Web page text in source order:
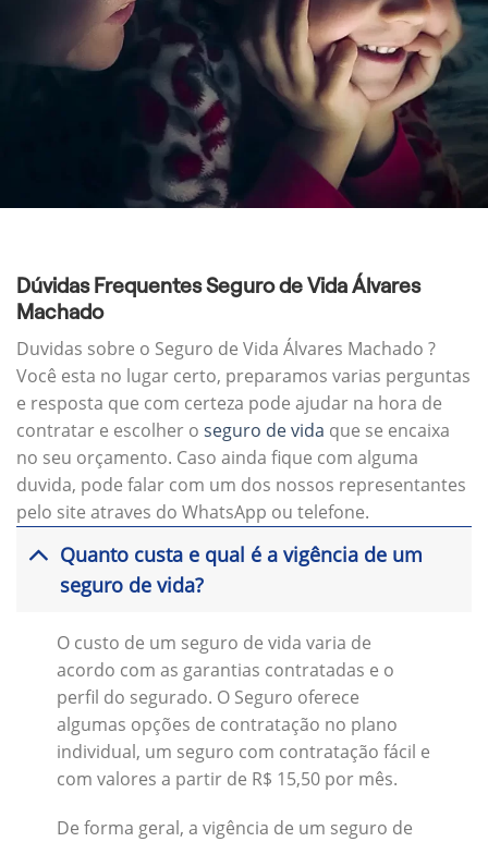
Dúvidas Frequentes Seguro de Vida Álvares
Machado
Duvidas sobre o Seguro de Vida Álvares Machado ?
Você esta no lugar certo, preparamos varias perguntas
e resposta que com certeza pode ajudar na hora de
contratar e escolher o seguro de vida que se encaixa
no seu orçamento. Caso ainda fique com alguma
duvida, pode falar com um dos nossos representantes
pelo site atraves do WhatsApp ou telefone.
Quanto custa e qual é a vigência de um
seguro de vida?
O custo de um seguro de vida varia de
acordo com as garantias contratadas e o
perfil do segurado. O Seguro oferece
algumas opções de contratação no plano
individual, um seguro com contratação fácil e
com valores a partir de R$ 15,50 por mês.
De forma geral, a vigência de um seguro de